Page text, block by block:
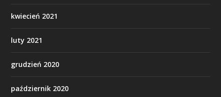
kwiecień 2021
luty 2021
grudzień 2020
październik 2020